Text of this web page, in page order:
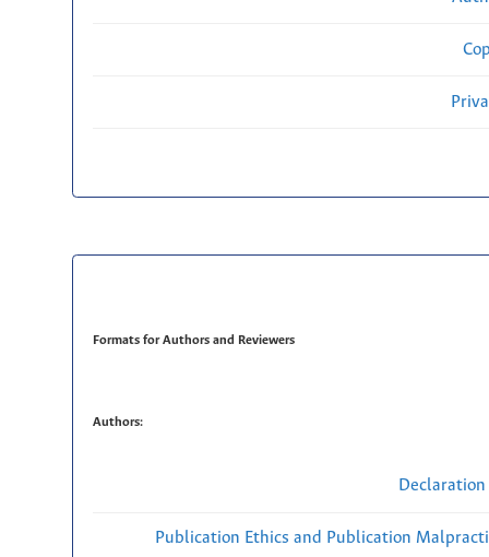
Formats for Authors and Reviewers
Authors:
Publication Ethics and Publication